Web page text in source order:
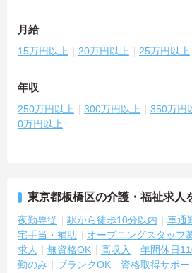
月給
15万円以上 20万円以上 25万円以上
年収
250万円以上 300万円以上 350万円
0万円以上
東京都板橋区の介護・福祉求人
夜勤専従 駅から徒歩10分以内 車通
宅手当・補助
オープニングスタッフ
求人
無資格OK 高収入 年間休日
勤のみ
ブランクOK 資格取得サポー